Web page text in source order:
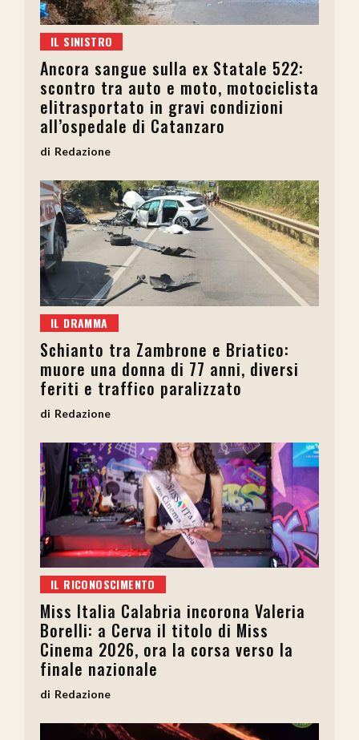
IL SINISTRO
Ancora sangue sulla ex Statale 522:
scontro tra auto e moto, motociclista
elitrasportato in gravi condizioni
all’ospedale di Catanzaro
Redazione
IL DRAMMA
Schianto tra Zambrone e Briatico:
muore una donna di 77 anni, diversi
feriti e traffico paralizzato
Redazione
IL RICONOSCIMENTO
Miss Italia Calabria incorona Valeria
Borelli: a Cerva il titolo di Miss
Cinema 2026, ora la corsa verso la
finale nazionale
Redazione